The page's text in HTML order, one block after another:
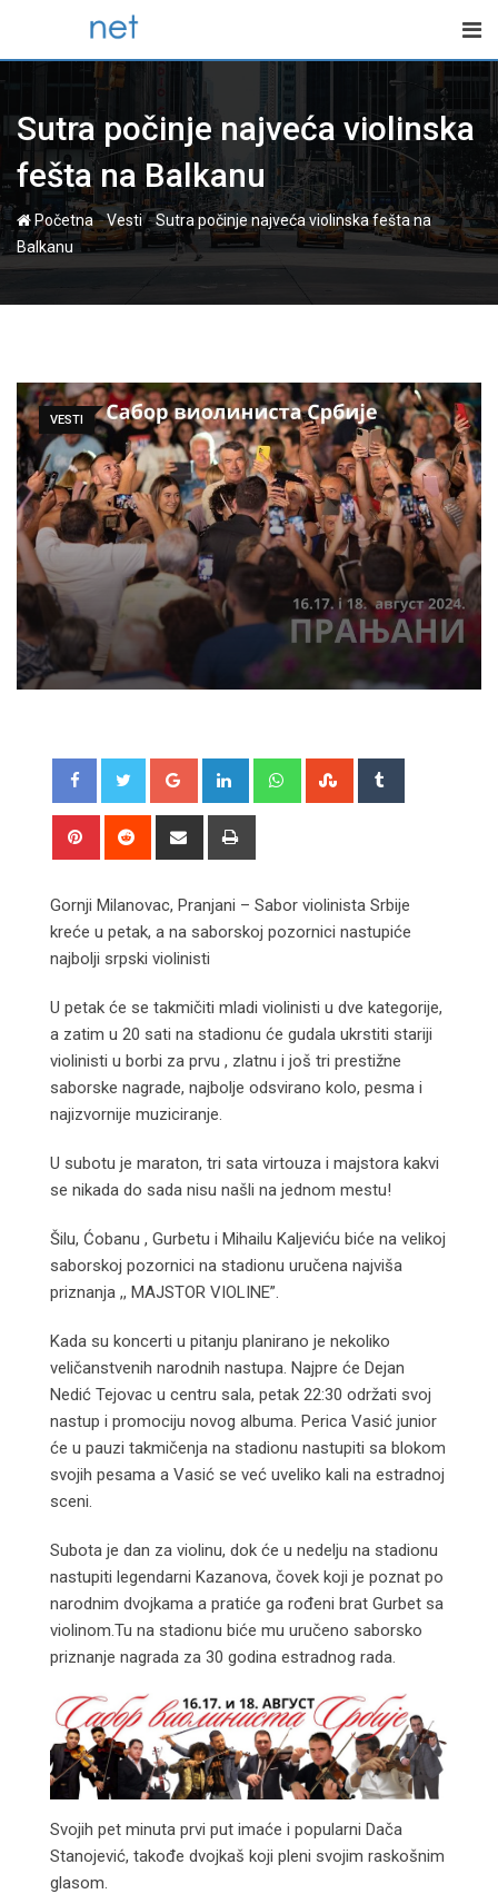
content
Sutra počinje najveća violinska
fešta na Balkanu
Početna-Vesti-Sutra počinje najveća violinska fešta na
Balkanu
VESTI
Google+ LinkedIn WhatsappStumbleUpon
Pinterest Reddit
Share
Gornji Milanovac, Pranjani – Sabor violinista Srbije
kreće u petak, a na saborskoj pozornici nastupiće
najbolji srpski violinisti
U petak će se takmičiti mladi violinisti u dve kategorije,
a zatim u 20 sati na stadionu će gudala ukrstiti stariji
violinisti u borbi za prvu , zlatnu i još tri prestižne
saborske nagrade, najbolje odsvirano kolo, pesma i
najizvornije muziciranje.
U subotu je maraton, tri sata virtouza i majstora kakvi
se nikada do sada nisu našli na jednom mestu!
Šilu, Ćobanu , Gurbetu i Mihailu Kaljeviću biće na velikoj
saborskoj pozornici na stadionu uručena najviša
priznanja ,, MAJSTOR VIOLINE”.
Kada su koncerti u pitanju planirano je nekoliko
veličanstvenih narodnih nastupa. Najpre će Dejan
Nedić Tejovac u centru sala, petak 22:30 održati svoj
nastup i promociju novog albuma. Perica Vasić junior
će u pauzi takmičenja na stadionu nastupiti sa blokom
svojih pesama a Vasić se već uveliko kali na estradnoj
sceni.
Subota je dan za violinu, dok će u nedelju na stadionu
nastupiti legendarni Kazanova, čovek koji je poznat po
narodnim dvojkama a pratiće ga rođeni brat Gurbet sa
violinom.Tu na stadionu biće mu uručeno saborsko
priznanje nagrada za 30 godina estradnog rada.
Svojih pet minuta prvi put imaće i popularni Dača
Stanojević, takođe dvojkaš koji pleni svojim raskošnim
glasom.